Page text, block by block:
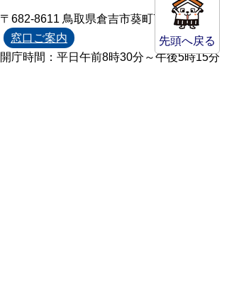
先頭へ戻る
〒682-8611 鳥取県倉吉市葵町722
窓口ご案内
開庁時間：平日午前8時30分～午後5時15分